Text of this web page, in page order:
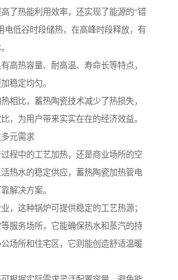
了热能利用效率，还实现了能源的“错
低谷时段储热，在高峰时段释放，有
高热容量、耐高温、寿命长等特点，
稳定均匀。
相比，蓄热陶瓷技术减少了热损失，
，为用户带来实实在在的经济效益。
元需求
程中的工艺加热，还是商业场所的空
热水的稳定供应，蓄热陶瓷加热管电
解决方案。
，这种锅炉可提供稳定的工艺热源；
服务场所，它能确保热水和蒸汽的持
场所和住宅区，它则能创造舒适温暖